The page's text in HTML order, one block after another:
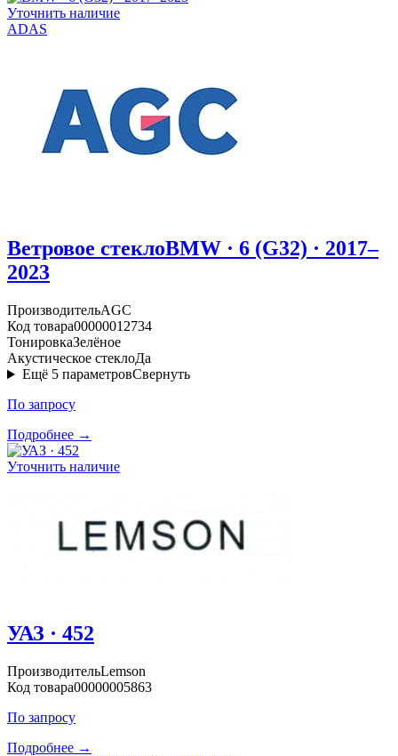
Уточнить наличие
ADAS
Ветровое стеклоBMW · 6 (G32) · 2017–
2023
ПроизводительAGC
Код товара00000012734
ТонировкаЗелёное
Акустическое стеклоДа
Ещё 5 параметровСвернуть
По запросу
Подробнее →
Уточнить наличие
УАЗ · 452
ПроизводительLemson
Код товара00000005863
По запросу
Подробнее →